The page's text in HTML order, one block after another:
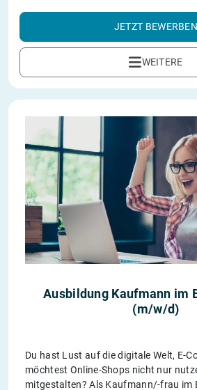
JETZT BEWERBEN
WEITERE
Ausbildung Kaufmann im
(m/w/d)
Du hast Lust auf die digitale Welt, E-
möchtest Online-Shops nicht nur
mitgestalten? Als Kaufmann/-frau im